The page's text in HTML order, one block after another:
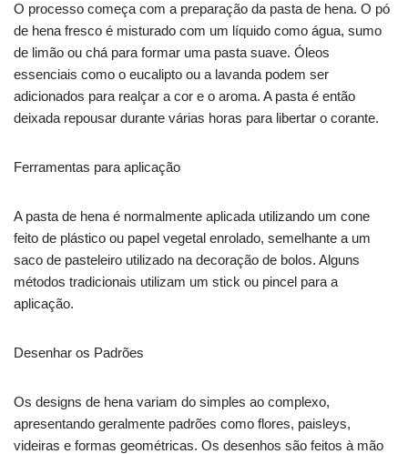
O processo começa com a preparação da pasta de hena. O pó
de hena fresco é misturado com um líquido como água, sumo
de limão ou chá para formar uma pasta suave. Óleos
essenciais como o eucalipto ou a lavanda podem ser
adicionados para realçar a cor e o aroma. A pasta é então
deixada repousar durante várias horas para libertar o corante.
Ferramentas para aplicação
A pasta de hena é normalmente aplicada utilizando um cone
feito de plástico ou papel vegetal enrolado, semelhante a um
saco de pasteleiro utilizado na decoração de bolos. Alguns
métodos tradicionais utilizam um stick ou pincel para a
aplicação.
Desenhar os Padrões
Os designs de hena variam do simples ao complexo,
apresentando geralmente padrões como flores, paisleys,
videiras e formas geométricas. Os desenhos são feitos à mão